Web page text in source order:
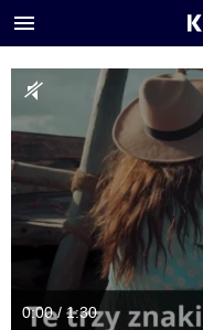
0:00 / 1:30